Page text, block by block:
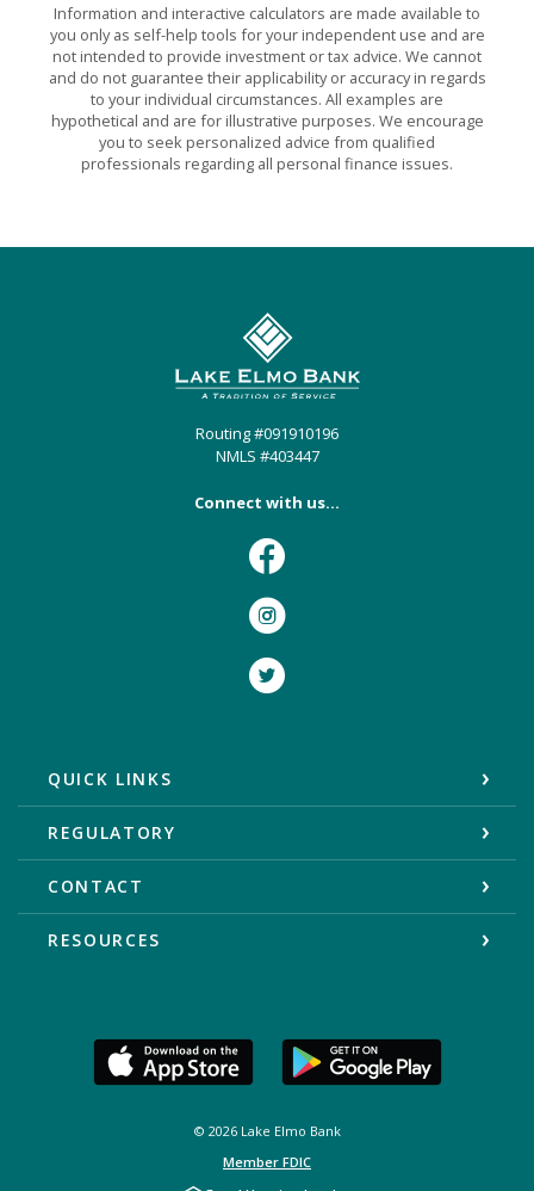
Information and interactive calculators are made available to
you only as self-help tools for your independent use and are
not intended to provide investment or tax advice. We cannot
and do not guarantee their applicability or accuracy in regards
to your individual circumstances. All examples are
hypothetical and are for illustrative purposes. We encourage
you to seek personalized advice from qualified
professionals regarding all personal finance issues.
Lake Elmo Bank
Routing #091910196
NMLS #403447
Connect with us...
Facebook
Instagram
Twitter
QUICK LINKS
REGULATORY
CONTACT
RESOURCES
© 2026Lake Elmo Bank
Member FDIC